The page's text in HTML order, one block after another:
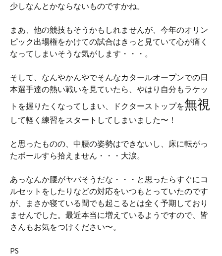
少しなんとかならないものですかね。
まあ、他の競技もそうかもしれませんが、今年のオリン
ピック出場権をかけての試合はきっと見ていて心が痛く
なってしまいそうな気がします・・・。
そして、なんやかんやでそんなカタールオープンでの日
本選手達の熱い戦いを見ていたら、やはり自分もラケッ
トを握りたくなってしまい、ドクターストップを無視
して軽く練習をスタートしてしまいました〜！
と思ったものの、中腰の姿勢はできないし、床に転がっ
たボールすら拾えません・・・大涙。
あっなんか腰がヤバそうだな・・・と思ったらすぐにコ
ルセットをしたりなどの対応をいつもとっていたのです
が、まさか寝ている間でも起こるとは全く予期しており
ませんでした。最近本当に増えているようですので、皆
さんもお気をつけください〜。
PS